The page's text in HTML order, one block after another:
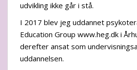
udvikling ikke går i stå.
I 2017 blev jeg uddannet
Education Group www.heg.dk i
derefter ansat som
uddannelsen.